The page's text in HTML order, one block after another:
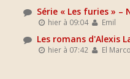
Série « Les furies » –
hier à 09:04 Emil
Les romans d'Alexis
hier à 07:42 El Marco